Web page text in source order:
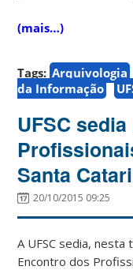
(mais…)
Tags: Arquivologia
da Informação
UFSC
Santa
20/10/2015 09:25
A UFSC sedia,
Encontro dos